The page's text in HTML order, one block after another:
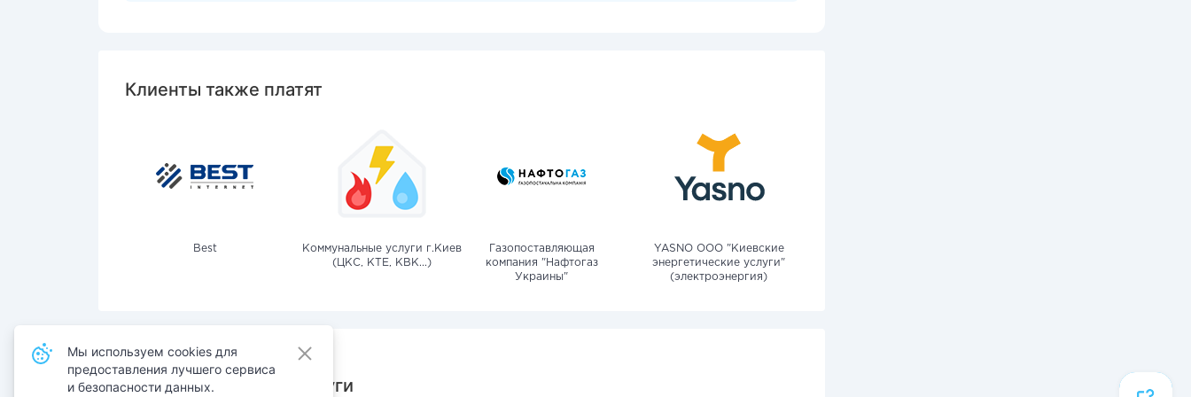
Клиенты также платят
Best
Коммунальные услуги г.Киев
(ЦКС, КТЕ, КВК...)
Газопоставляющая
компания "Нафтогаз
Украины"
YASNO OOO "Киевские
энергетические услуги"
(электроэнергия)
Также оплачивают услуги
Мы используем cookies для
предоставления лучшего сервиса
и безопасности данных.